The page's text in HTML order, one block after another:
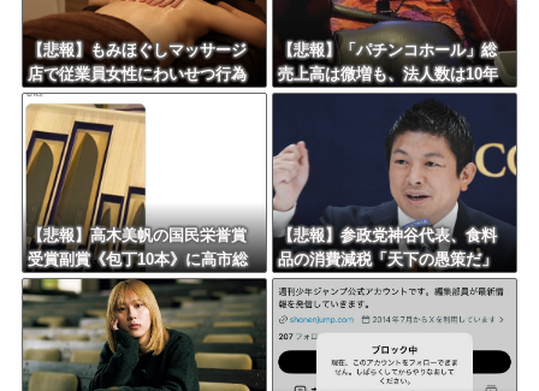
Powered by livedoor 相互RSS
【悲報】もみほぐしマッサージ
店で従業員女性にわいせつ行為
かで男を逮捕ｗｗｗｗｗｗｗｗ
【悲報】「パチンコホール」総
売上高は微増も、法人数は10年
間で半減 黒字企業割合は5年ぶ
【悲報】高木美帆の国民栄誉賞
受賞副賞《包丁10本》に高市総
理の名前も刻印ｗｗｗｗｗｗｗ
ｗｗ
【悲報】参政党神谷代表、食料
品の消費減税「天下の愚策だ」
と批判ｗｗｗｗｗｗｗｗｗｗｗ
ｗ